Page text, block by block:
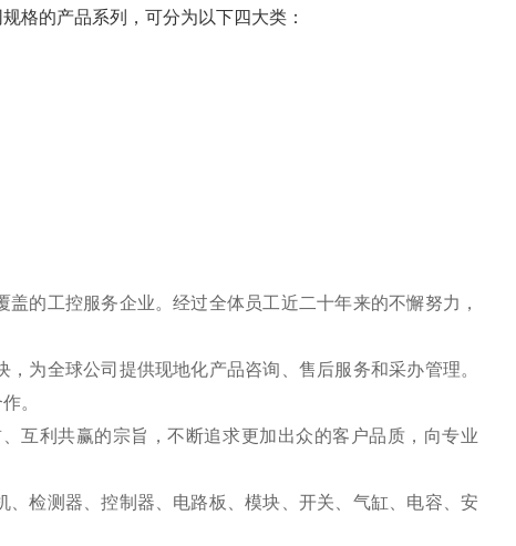
格的产品系列，可分为以下四大类：
的工控服务企业。经过全体员工近二十年来的不懈努力，
为全球公司提供现地化产品咨询、售后服务和采办管理。
。
互利共赢的宗旨，不断追求更加出众的客户品质，向专业
检测器、控制器、电路板、模块、开关、气缸、电容、安